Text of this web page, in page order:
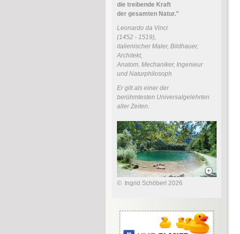
die treibende Kraft
der gesamten Natur."
Leonardo da Vinci
(1452 - 1519),
italienischer Maler, Bildhauer,
Architekt,
Anatom, Mechaniker, Ingenieur
und Naturphilosoph
Er gilt als einer der
berühmtesten Universalgelehrten
aller Zeiten.
© Ingrid Schöberl 2026